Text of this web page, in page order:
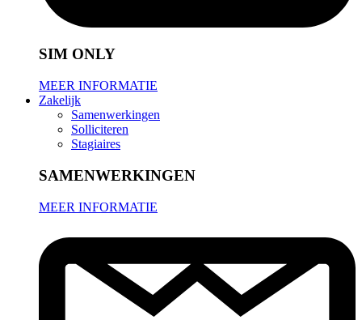
SIM ONLY
MEER INFORMATIE
Zakelijk
Samenwerkingen
Solliciteren
Stagiaires
SAMENWERKINGEN
MEER INFORMATIE